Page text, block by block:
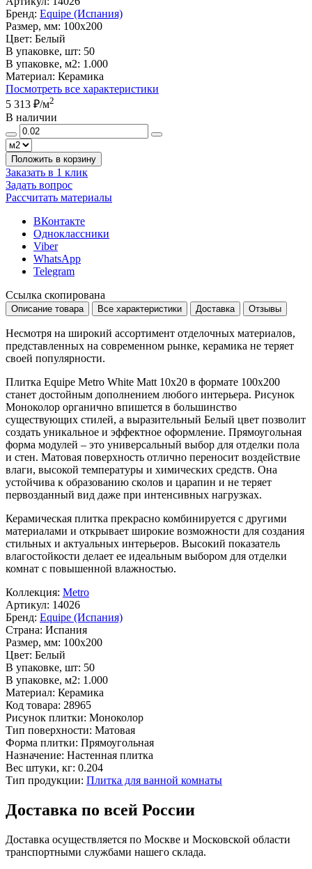
Бренд: Equipe (Испания)
Размер, мм: 100x200
Цвет: Белый
В упаковке, шт: 50
В упаковке, м2: 1.000
Материал: Керамика
Посмотреть все характеристики
5 313 ₽/м2
В наличии
Положить в корзину
Заказать в 1 клик
Задать вопрос
Рассчитать материалы
ВКонтакте
Одноклассники
Viber
WhatsApp
Telegram
Ссылка скопирована
Описание товара Все характеристики Доставка Отзывы
Несмотря на широкий ассортимент отделочных материалов,
представленных на современном рынке, керамика не теряет
своей популярности.
Плитка Equipe Metro White Matt 10x20 в формате 100x200
станет достойным дополнением любого интерьера. Рисунок
Моноколор органично впишется в большинство
существующих стилей, а выразительный Белый цвет позволит
создать уникальное и эффектное оформление. Прямоугольная
форма модулей – это универсальный выбор для отделки пола
и стен. Матовая поверхность отлично переносит воздействие
влаги, высокой температуры и химических средств. Она
устойчива к образованию сколов и царапин и не теряет
первозданный вид даже при интенсивных нагрузках.
Керамическая плитка прекрасно комбинируется с другими
материалами и открывает широкие возможности для создания
стильных и актуальных интерьеров. Высокий показатель
влагостойкости делает ее идеальным выбором для отделки
комнат с повышенной влажностью.
Коллекция: Metro
Артикул: 14026
Бренд: Equipe (Испания)
Страна: Испания
Размер, мм: 100x200
Цвет: Белый
В упаковке, шт: 50
В упаковке, м2: 1.000
Материал: Керамика
Код товара: 28965
Рисунок плитки: Моноколор
Тип поверхности: Матовая
Форма плитки: Прямоугольная
Назначение: Настенная плитка
Вес штуки, кг: 0.204
Тип продукции: Плитка для ванной комнаты
Доставка по всей России
Доставка осуществляется по Москве и Московской области
транспортными службами нашего склада.